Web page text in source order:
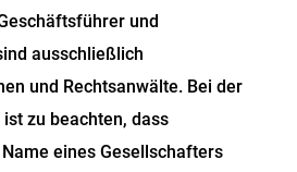
und
ausschließlich
und Rechtsanwälte. Bei der
zu beachten, dass
eines Gesellschafters